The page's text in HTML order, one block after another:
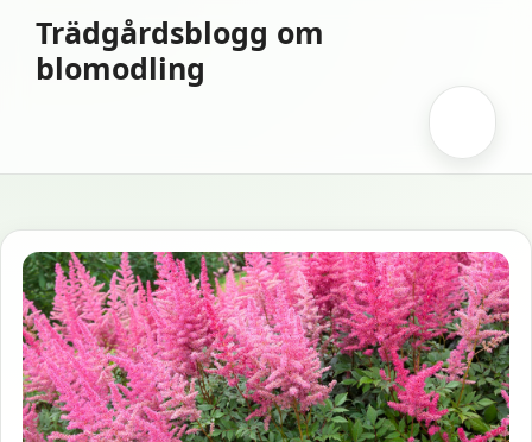
innehåll
Trädgårdsblogg om
blomodling